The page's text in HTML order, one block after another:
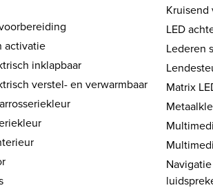
activatie
inklapbaar
verstel- en verwarmbaar
LED
Lederen
Matrix